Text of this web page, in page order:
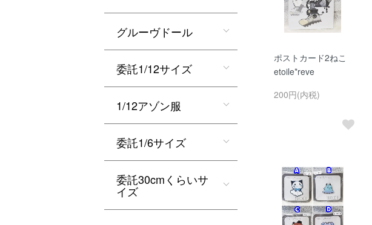
ポストカード2ねこ
etoile*reve
200円(内税)
グルーヴドール
委託1/12サイズ
1/12アゾン服
委託1/6サイズ
委託30cmくらいサ
イズ